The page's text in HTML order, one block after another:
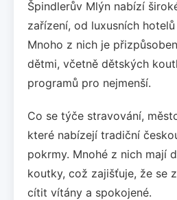
Špindlerův Mlýn nabízí
zařízení, od luxusních
Mnoho z nich je
dětmi, včetně dětských
programů pro nejmenší.
Co se týče stravování,
které nabízejí tradiční
pokrmy. Mnohé z nich mají
koutky, což zajišťuje, že se
cítit vítány a spokojené.